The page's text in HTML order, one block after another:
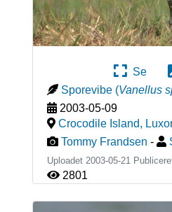
Se
Sporevibe (Vanellus
2003-05-09
Crocodile Island, Luxor
Tommy Frandsen -
Uploadet 2003-05-21
2801